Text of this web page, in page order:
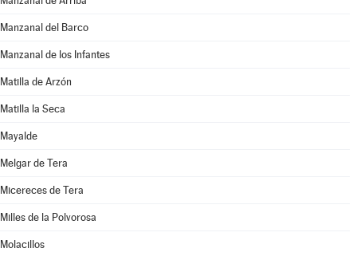
Manzanal del Barco
Manzanal de los Infantes
Matilla de Arzón
Matilla la Seca
Mayalde
Melgar de Tera
Micereces de Tera
Milles de la Polvorosa
Molacillos